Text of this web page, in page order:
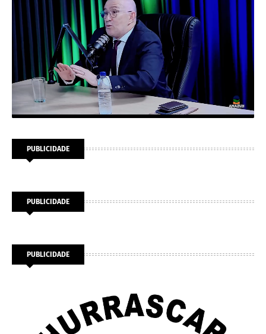
PUBLICIDADE
PUBLICIDADE
PUBLICIDADE